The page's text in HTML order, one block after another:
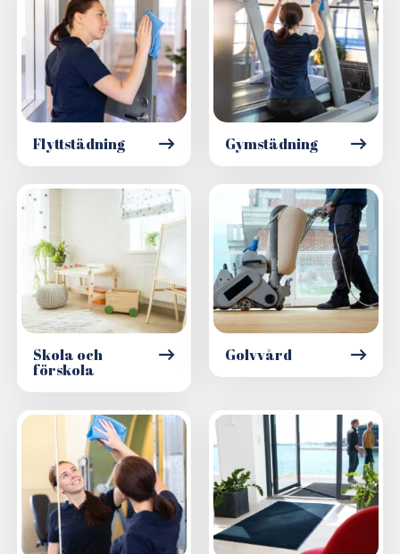
Flyttstädning Gymstädning
Skola och
förskola
Golvvård